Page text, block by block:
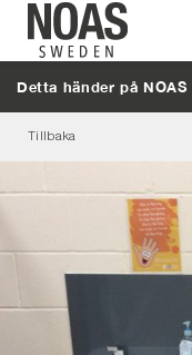
Hoppa
innehåll
Detta händer på NOAS
Tillbaka